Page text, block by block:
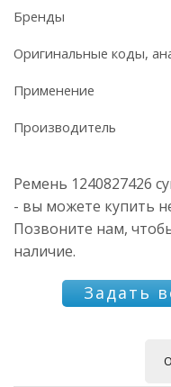
Бренды
Оригинальные коды,
Применение
Производитель
Ремень 1240827426
- вы можете купить
Позвоните нам,
наличие.
Задать